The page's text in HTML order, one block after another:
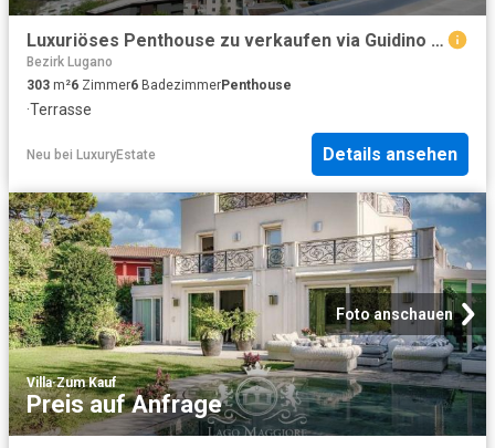
Luxuriöses Penthouse zu verkaufen via Guidino 29, Paradiso, Lugano, Tessin
Bezirk Lugano
303 m²6 Zimmer6 BadezimmerPenthouse
·Terrasse
Neu bei LuxuryEstate Details ansehen
Foto anschauen
Villa·Zum Kauf
Preis auf Anfrage